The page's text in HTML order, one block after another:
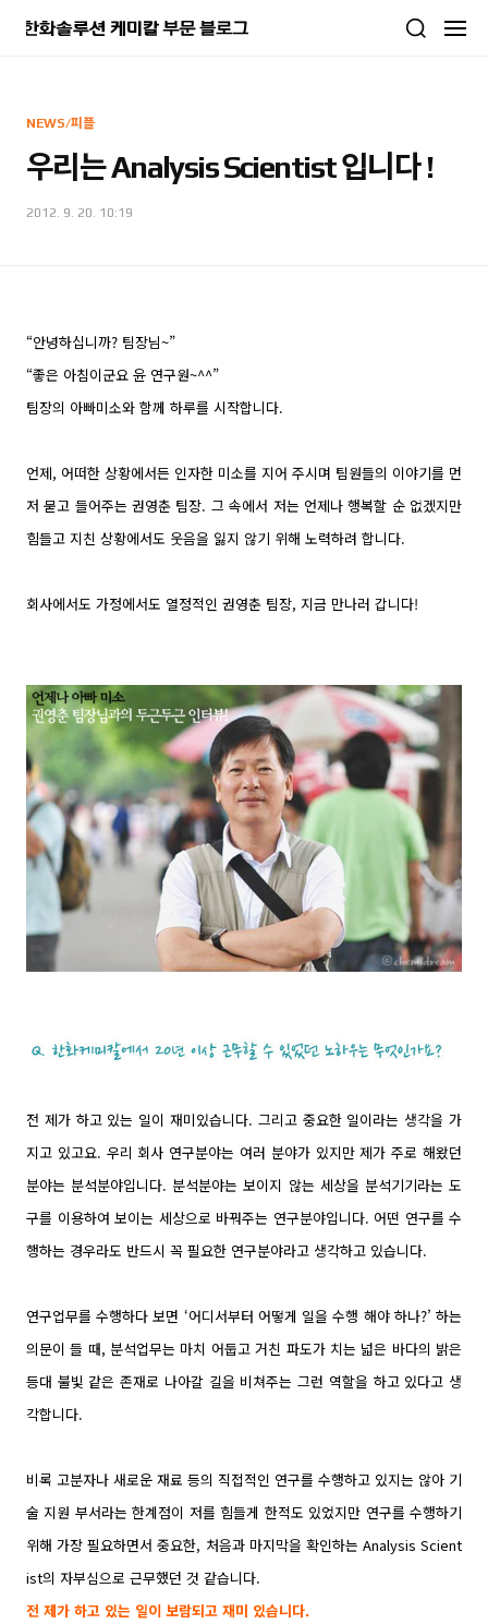
NEWS/피플
우리는 Analysis Scientist 입니다 !
2012. 9. 20. 10:19
“안녕하십니까? 팀장님~”
“좋은 아침이군요 윤 연구원~^^”
팀장의 아빠미소와 함께 하루를 시작합니다.
언제, 어떠한 상황에서든 인자한 미소를 지어 주시며 팀원들의 이야기를 먼
저 묻고 들어주는 권영춘 팀장. 그 속에서 저는 언제나 행복할 순 없겠지만
힘들고 지친 상황에서도 웃음을 잃지 않기 위해 노력하려 합니다.
회사에서도 가정에서도 열정적인 권영춘 팀장, 지금 만나러 갑니다!
전 제가 하고 있는 일이 재미있습니다. 그리고 중요한 일이라는 생각을 가
지고 있고요. 우리 회사 연구분야는 여러 분야가 있지만 제가 주로 해왔던
분야는 분석분야입니다. 분석분야는 보이지 않는 세상을 분석기기라는 도
구를 이용하여 보이는 세상으로 바꿔주는 연구분야입니다. 어떤 연구를 수
행하는 경우라도 반드시 꼭 필요한 연구분야라고 생각하고 있습니다.
연구업무를 수행하다 보면 ‘어디서부터 어떻게 일을 수행 해야 하나?’ 하는
의문이 들 때, 분석업무는 마치 어둡고 거친 파도가 치는 넓은 바다의 밝은
등대 불빛 같은 존재로 나아갈 길을 비쳐주는 그런 역할을 하고 있다고 생
각합니다.
비록 고분자나 새로운 재료 등의 직접적인 연구를 수행하고 있지는 않아 기
술 지원 부서라는 한계점이 저를 힘들게 한적도 있었지만 연구를 수행하기
위해 가장 필요하면서 중요한, 처음과 마지막을 확인하는 Analysis Scient
ist의 자부심으로 근무했던 것 같습니다.
전 제가 하고 있는 일이 보람되고 재미 있습니다.